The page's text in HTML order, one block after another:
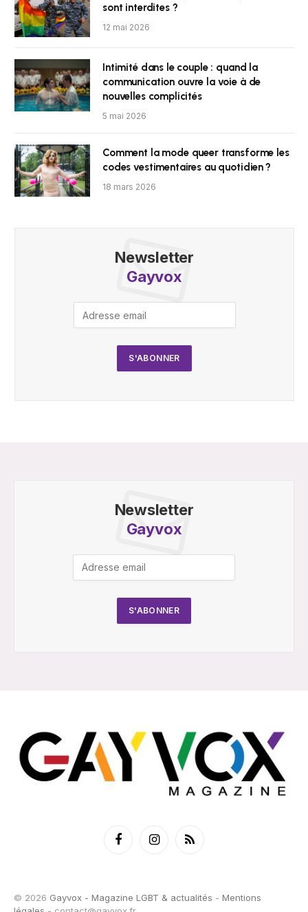
sont interdites ?
12 mai 2026
Intimité dans le couple : quand la
communication ouvre la voie à de
nouvelles complicités
5 mai 2026
Comment la mode queer transforme les
codes vestimentaires au quotidien ?
18 mars 2026
Newsletter
Gayvox
Newsletter
Gayvox
FacebookInstagramRSS
© 2026 Gayvox - Magazine LGBT & actualités - Mentions